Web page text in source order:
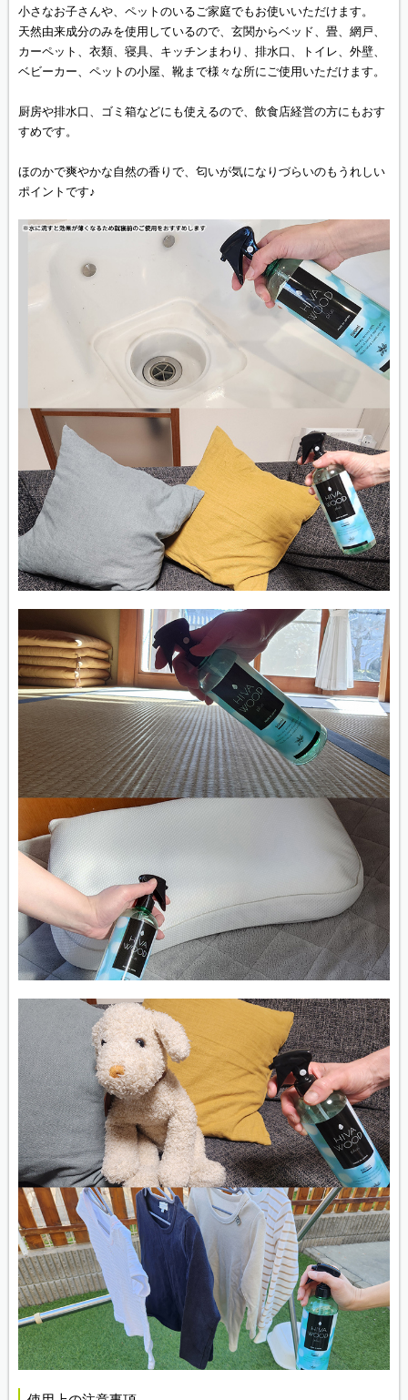
小さなお子さんや、ペットのいるご家庭でもお使いいただけます。
天然由来成分のみを使用しているので、玄関からベッド、畳、網戸、
カーペット、衣類、寝具、キッチンまわり、排水口、トイレ、外壁、
ベビーカー、ペットの小屋、靴まで様々な所にご使用いただけます。
厨房や排水口、ゴミ箱などにも使えるので、飲食店経営の方にもおす
すめです。
ほのかで爽やかな自然の香りで、匂いが気になりづらいのもうれしい
ポイントです♪